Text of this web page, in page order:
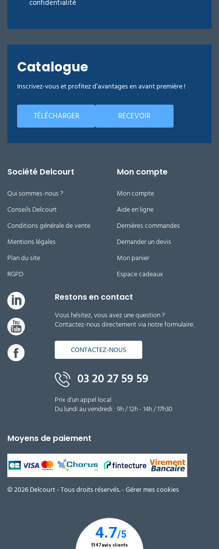
confidentialité
Catalogue
Inscrivez-vous et profitez d’avantages en avant première !
TÉLÉCHARGER RECEVOIR
Société Delcourt
Qui sommes-nous ?
Conseils Delcourt
Conditions générale de vente
Mentions légales
Plan du site
RGPD
Mon compte
Mon compte
Aide en ligne
Dernières commandes
Demander un devis
Mon panier
Espace cadeaux
Restons en contact
Vous hésitez, vous avez une question ?
Contactez-nous directement via notre formulaire.
CONTACTEZ-NOUS
03 20 27 59 59
Prix d'un appel local
Du lundi au vendredi : 9h / 12h - 14h / 17h30
Moyens de paiement
© 2026 Delcourt - Tous droits réservés. -Gérer mes cookies